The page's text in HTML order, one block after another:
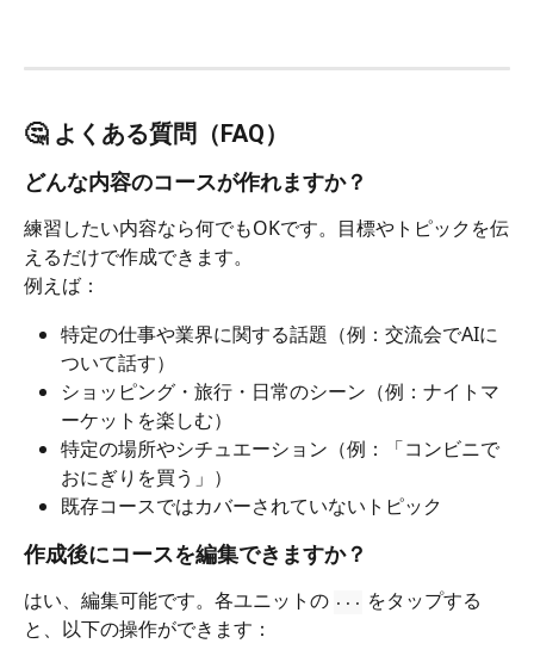
🤔 よくある質問（FAQ）
どんな内容のコースが作れますか？
練習したい内容なら何でもOKです。目標やトピックを伝
えるだけで作成できます。
例えば：
特定の仕事や業界に関する話題（例：交流会でAIに
ついて話す）
ショッピング・旅行・日常のシーン（例：ナイトマ
ーケットを楽しむ）
特定の場所やシチュエーション（例：「コンビニで
おにぎりを買う」）
既存コースではカバーされていないトピック
作成後にコースを編集できますか？
はい、編集可能です。各ユニットの ··· をタップする
と、以下の操作ができます：